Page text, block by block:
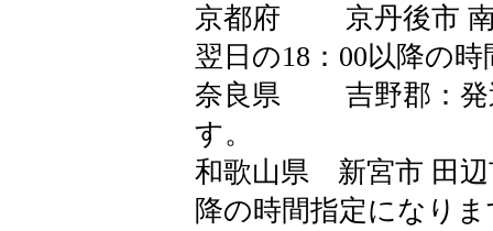
京都府 京丹後市 南
翌日の18：00以降の
奈良県 吉野郡：発
す。
和歌山県 新宮市 田辺
降の時間指定になり